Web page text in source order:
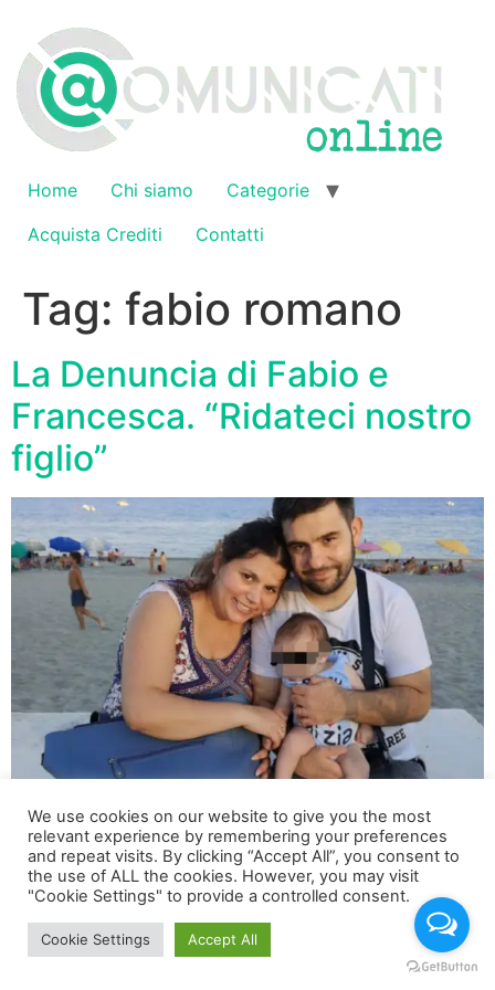
contenuto
Home Chi siamo
Categorie
Acquista Crediti
Contatti
Tag: fabio romano
La Denuncia di Fabio e
Francesca. “Ridateci nostro
figlio”
“Ridateci al più presto nostro figlio, fatelo per lui per la
sua serenità di un piccolo speciale Angelo.” Fabio e
Francesca Romana
We use cookies on our website to give you the most
relevant experience by remembering your preferences
and repeat visits. By clicking “Accept All”, you consent to
the use of ALL the cookies. However, you may visit
"Cookie Settings" to provide a controlled consent.
Cookie Settings Accept All